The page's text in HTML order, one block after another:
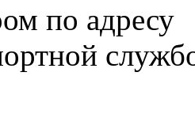
по адресу